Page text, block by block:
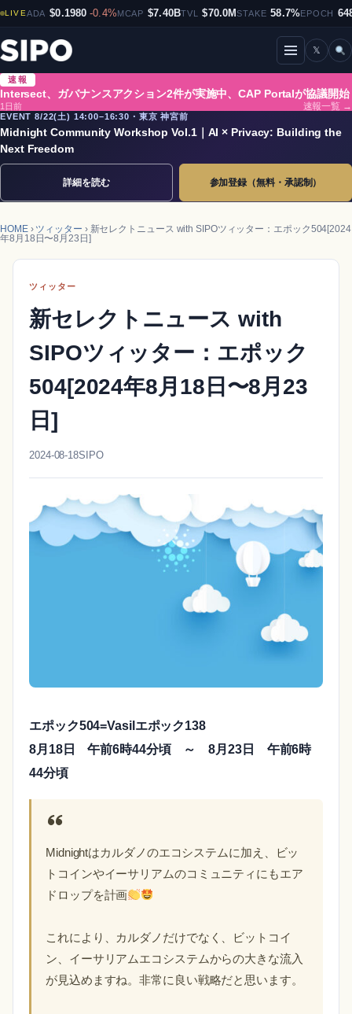
LIVEADA $0.1980 -0.4%MCAP $7.40BTVL $70.0MSTAKE 58.7%EPOCH
メニューを開閉
𝕏
速報
Intersect、ガバナンスアクション2件が実施中、CAP Portalが協議開始
1日前
速報一覧 →
EVENT 8/22(土) 14:00–16:30・東京 神宮前
Midnight Community Workshop Vol.1｜AI × Privacy: Building the
Next Freedom
詳細を読む 参加登録（無料・承認制）
HOME› ツィッター › 新セレクトニュース with SIPOツィッター：エポック504[2024
年8月18日〜8月23日]
ツィッター
新セレクトニュース with
SIPOツィッター：エポック
504[2024年8月18日〜8月23
日]
2024-08-18SIPO
エポック504=Vasilエポック138
8月18日 午前6時44分頃 ～ 8月23日 午前6時
44分頃
Midnightはカルダノのエコシステムに加え、ビッ
トコインやイーサリアムのコミュニティにもエア
ドロップを計画
これにより、カルダノだけでなく、ビットコイ
ン、イーサリアムエコシステムからの大きな流入
が見込めますね。非常に良い戦略だと思います。